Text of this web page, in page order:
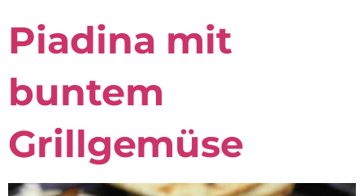
Piadina mit
buntem
Grillgemüse